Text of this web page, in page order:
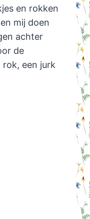
en rokken
mij doen
achter
de
een jurk